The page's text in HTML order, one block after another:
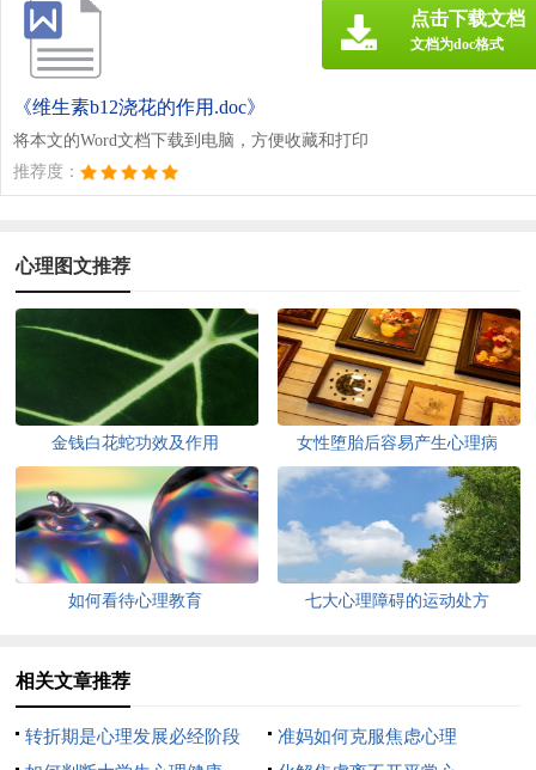
《维生素b12浇花的作用.doc》
将本文的Word文档下载到电脑，方便收藏和打印
推荐度：
点击下载文档
文档为doc格式
心理图文推荐
金钱白花蛇功效及作用 女性堕胎后容易产生心理病
如何看待心理教育 七大心理障碍的运动处方
相关文章推荐
转折期是心理发展必经阶段
准妈如何克服焦虑心理